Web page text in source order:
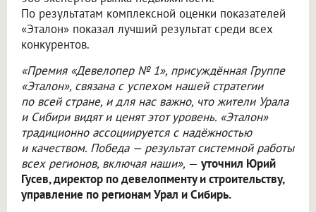
По результатам комплексной оценки показателей
«Эталон» показал лучший результат среди всех
конкурентов.
«Премия «Девелопер № 1», присуждённая Группе
«Эталон», связана с успехом нашей стратегии
по всей стране, и для нас важно, что жители Урала
и Сибири видят и ценят этот уровень. «Эталон»
традиционно ассоциируется с надёжностью
и качеством. Победа — результат системной работы
всех регионов, включая наши», — уточнил Юрий
Гусев, директор по девелопменту и строительству,
управление по регионам Урал и Сибирь.